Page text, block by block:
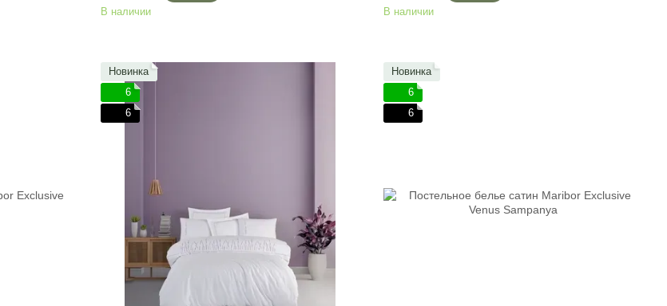
В наличии В наличии
Новинка
6
6
Новинка
6
6